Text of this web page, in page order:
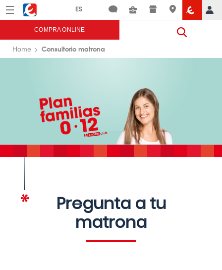
Menú Eroski
COMPRA ONLINE
Home Consultorio matrona
Pregunta a tu
matrona